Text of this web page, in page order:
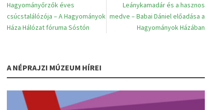
Hagyományőrzők éves
csúcstalálózója – A Hagyományok
Háza Hálózat fóruma Sóstón
Leánykamadár és a hasznos
medve – Babai Dániel előadása a
Hagyományok Házában
A NÉPRAJZI MÚZEUM HÍREI